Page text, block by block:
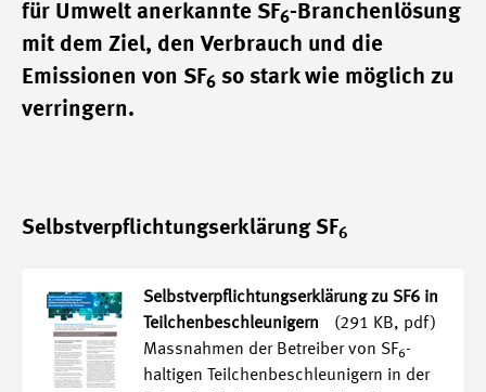
für Umwelt anerkannte SF6-Branchenlösung
mit dem Ziel, den Verbrauch und die
Emissionen von SF6 so stark wie möglich zu
verringern.
Selbstverpflichtungserklärung SF6
Selbstverpflichtungserklärung zu SF6 in
Teilchenbeschleunigern
(291 KB, pdf)
Massnahmen der Betreiber von SF6-
haltigen Teilchenbeschleunigern in der